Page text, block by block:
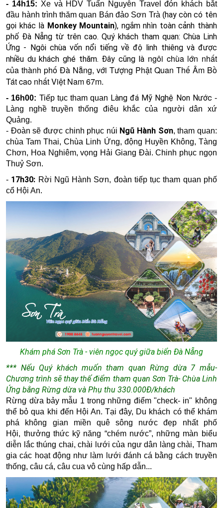
- 14h15: Xe và HDV Tuấn Nguyễn Travel đón khách bắt
đầu hành trình thăm quan Bán đảo Sơn Trà (hay còn có tên
gọi khác là Monkey Mountain), ngắm nhìn toàn cảnh thành
phố Đà Nẵng từ trên cao. Quý khách tham quan: Chùa Linh
Ứng - Ngôi chùa vốn nổi tiếng về độ linh thiêng và được
nhiều du khách ghé thăm. Đây cũng là ngôi chùa lớn nhất
của thành phố Đà Nẵng, với Tượng Phật Quan Thế Âm Bồ
Tát cao nhất Việt Nam 67m.
- 16h00: Tiếp tục tham quan Làng đá Mỹ Nghệ Non Nước -
Làng nghề truyền thống điêu khắc của người dân xứ
Quảng.
- Đoàn sẽ được chinh phục núi Ngũ Hành Sơn, tham quan:
chùa Tam Thai, Chùa Linh Ứng, động Huyền Không, Tàng
Chơn, Hoa Nghiêm, vọng Hải Giang Đài. Chinh phục ngọn
Thuỷ Sơn.
- 17h30: Rời Ngũ Hành Sơn, đoàn tiếp tục tham quan phố
cổ Hội An.
Khám phá Sơn Trà - viên ngọc quý giữa biển Đà Nẵng
*** Nếu Quý khách muốn tham quan Rừng dừa 7 mẫu-
Chương trình sẽ thay thế điểm tham quan Sơn Trà- Chùa Linh
Ứng bằng Rừng dừa và Phụ thu 330.000Đ/khách
Rừng dừa bảy mẫu 1 trong những điểm "check- in" không
thể bỏ qua khi đến Hội An. Tại đây, Du khách có thể khám
phá
không gian miền quê sông nước đẹp nhất phố
Hội, thưởng thức kỹ năng “chém nước”, những màn biểu
diễn lắc thúng chai, chài lưới của ngư dân làng chài, Tham
gia các hoạt động như làm lưới đánh cá bằng cách truyền
thống, câu cá, câu cua vô cùng hấp dẫn...